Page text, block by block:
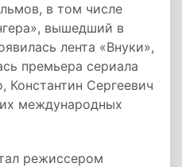
в том числе
вышедший в
лента «Внуки»,
премьера сериала
Константин Сергеевич
международных
режиссером